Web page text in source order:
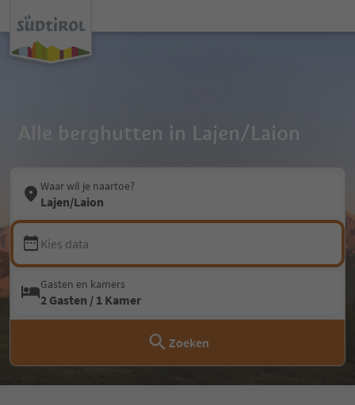
Alle berghutten in Lajen/Laion
Waar wil je naartoe?
Lajen/Laion
Kies data
Gasten en kamers
2 Gasten / 1 Kamer
Zoeken